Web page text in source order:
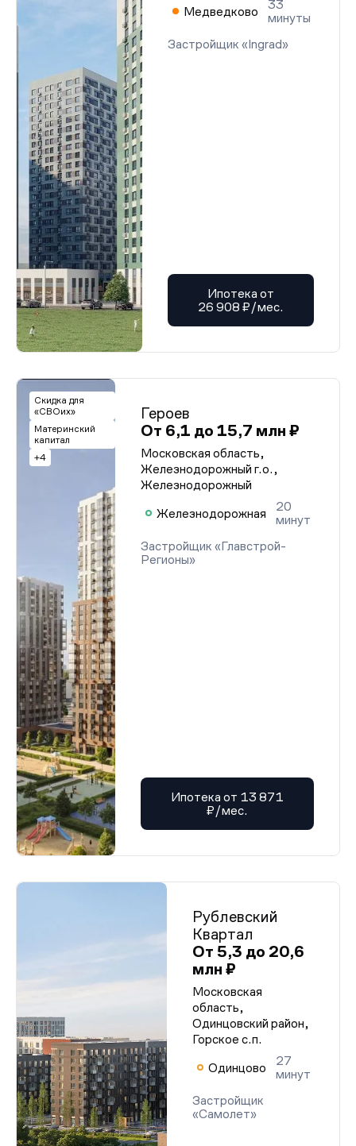
Медведково
33
минуты
Застройщик «Ingrad»
Ипотека от
26 908 ₽/мес.
Скидка для
«СВОих»
Материнский
капитал
+4
Героев
От 6,1 до 15,7 млн ₽
Московская область,
Железнодорожный г.о.,
Железнодорожный
Железнодорожная
20
минут
Застройщик «Главстрой-
Регионы»
Ипотека от 13 871
₽/мес.
Рублевский
Квартал
От 5,3 до 20,6
млн ₽
Московская
область,
Одинцовский район,
Горское с.п.
Одинцово
27
минут
Застройщик
«Самолет»